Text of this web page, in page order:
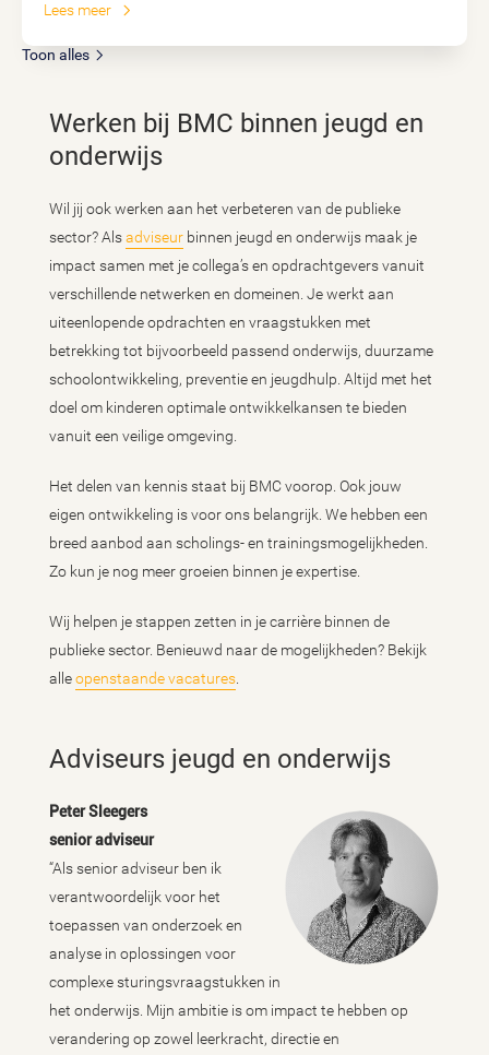
Lees meer
Toon alles
Werken bij BMC binnen jeugd en
onderwijs
Wil jij ook werken aan het verbeteren van de publieke
sector? Alsadviseur binnen jeugd en onderwijs maak je
impact samen met je collega’s en opdrachtgevers vanuit
verschillende netwerken en domeinen. Je werkt aan
uiteenlopende opdrachten en vraagstukken met
betrekking tot bijvoorbeeld passend onderwijs, duurzame
schoolontwikkeling, preventie en jeugdhulp. Altijd met het
doel om kinderen optimale ontwikkelkansen te bieden
vanuit een veilige omgeving.
Het delen van kennis staat bij BMC voorop. Ook jouw
eigen ontwikkeling is voor ons belangrijk. We hebben een
breed aanbod aan scholings- en trainingsmogelijkheden.
Zo kun je nog meer groeien binnen je expertise.
Wij helpen je stappen zetten in je carrière binnen de
publieke sector. Benieuwd naar de mogelijkheden? Bekijk
alleopenstaande vacatures
Adviseurs jeugd en onderwijs
Peter Sleegers
senior adviseur
“Als senior adviseur ben ik
verantwoordelijk voor het
toepassen van onderzoek en
analyse in oplossingen voor
complexe sturingsvraagstukken in
het onderwijs. Mijn ambitie is om impact te hebben op
verandering op zowel leerkracht, directie en